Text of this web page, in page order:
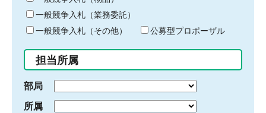
ワ
ー
ド
入
力
一般競争入札（業務委託）
一般競争入札（その他）
公募型プロポーザル
担当所属
部局
所属